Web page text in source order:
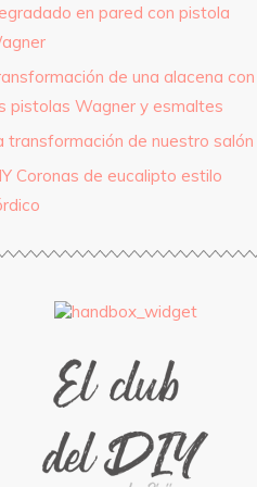
en pared con pistola
de una alacena con
pistolas Wagner y esmaltes
transformación de nuestro salón
Coronas de eucalipto estilo